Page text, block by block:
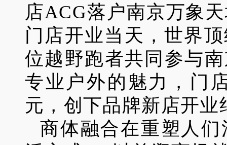
店ACG落户南京万象
门店开业当天，世界
位越野跑者共同参与
专业户外的魅力，门
元，创下品牌新店开业
商体融合在重塑人